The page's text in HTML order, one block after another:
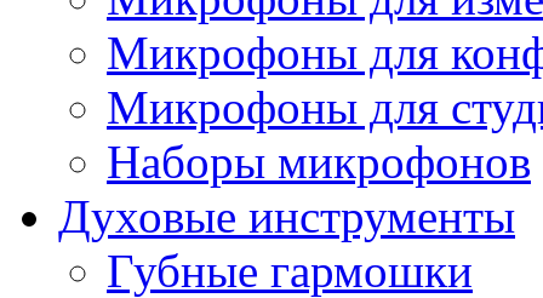
Микрофоны для
Микрофоны для
Наборы микрофонов
Духовые инструменты
Губные гармошки